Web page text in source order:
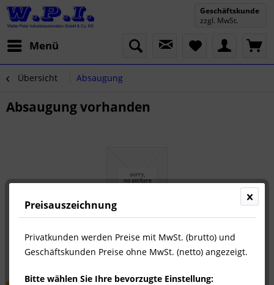
Menü
Geschäftskunde
zzgl. MwSt.
Übersicht Absaugung
Absaugung vorhanden
Preisauszeichnung
Privatkunden werden Preise mit MwSt. (brutto) und
Geschäftskunden Preise ohne MwSt. (netto) angezeigt.
Bitte wählen Sie Ihre bevorzugte Einstellung: